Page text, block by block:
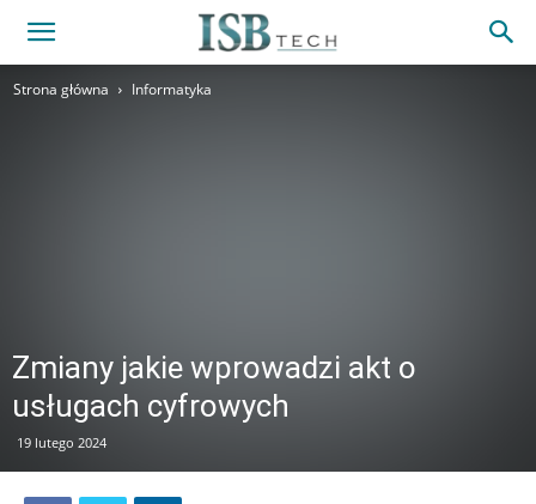
Strona główna Informatyka
Zmiany jakie wprowadzi akt o
usługach cyfrowych
19 lutego 2024